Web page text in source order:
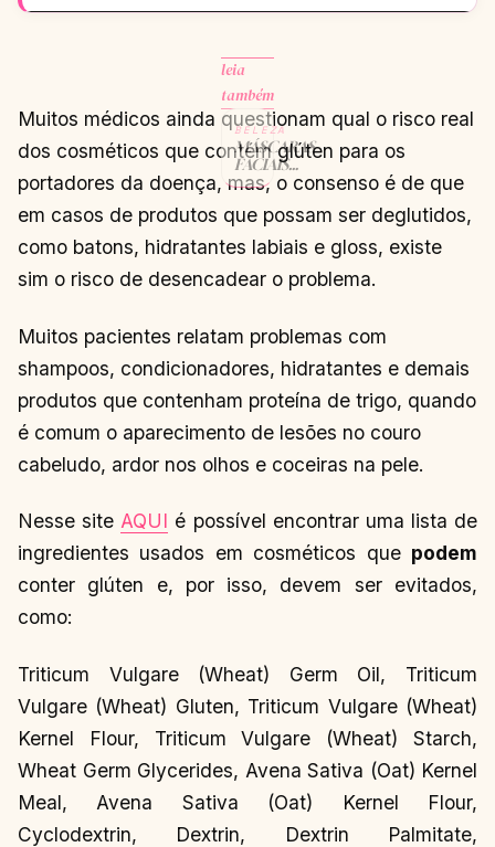
leia
também
BELEZA
MÁSCARAS
FACIAIS
PARA PELE
AS 6
MELHORES,
COMO
USAR,
BENEFÍCIOS
CONTINUAR →
Muitos médicos ainda questionam qual o risco real
dos cosméticos que contém glúten para os
portadores da doença, mas, o consenso é de que
em casos de produtos que possam ser deglutidos,
como batons, hidratantes labiais e gloss, existe
sim o risco de desencadear o problema.
Muitos pacientes relatam problemas com
shampoos, condicionadores, hidratantes e demais
produtos que contenham proteína de trigo, quando
é comum o aparecimento de lesões no couro
cabeludo, ardor nos olhos e coceiras na pele.
Nesse site AQUI é possível encontrar uma lista de
ingredientes usados em cosméticos que podem
conter glúten e, por isso, devem ser evitados,
como:
Triticum Vulgare (Wheat) Germ Oil, Triticum
Vulgare (Wheat) Gluten, Triticum Vulgare (Wheat)
Kernel Flour, Triticum Vulgare (Wheat) Starch,
Wheat Germ Glycerides, Avena Sativa (Oat) Kernel
Meal, Avena Sativa (Oat) Kernel Flour,
Cyclodextrin, Dextrin, Dextrin Palmitate,